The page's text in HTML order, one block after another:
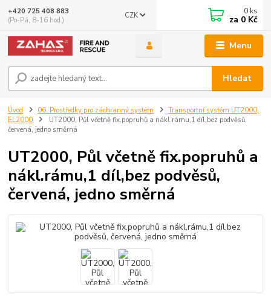
Menu
CZK
Hledat
+420 725 408 883
(Po-Pá, 8-16 hod.)
0 ks
za 0 Kč
Úvod 06. Prostředky pro záchranný systém
Transportní systém UT2000,
EL2000
UT2000, Půl včetně fix.popruhů a nákl.rámu,1 díl,bez podvěsů,
červená, jedno směrná
UT2000, Půl včetně fix.popruhů a
nákl.rámu,1 díl,bez podvěsů,
červená, jedno směrná